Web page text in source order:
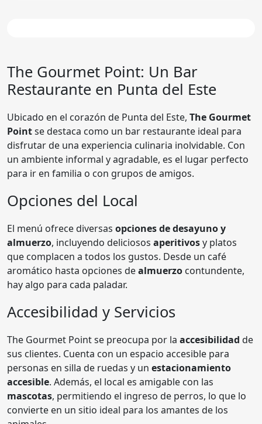
The Gourmet Point: Un Bar
Restaurante en Punta del Este
Ubicado en el corazón de Punta del Este, The Gourmet
Pointse destaca como un bar restaurante ideal para
disfrutar de una experiencia culinaria inolvidable. Con
un ambiente informal y agradable, es el lugar perfecto
para ir en familia o con grupos de amigos.
Opciones del Local
El menú ofrece diversas opciones de desayuno y
almuerzo, incluyendo deliciosos aperitivosy platos
que complacen a todos los gustos. Desde un café
aromático hasta opciones dealmuerzo contundente,
hay algo para cada paladar.
Accesibilidad y Servicios
The Gourmet Point se preocupa por la accesibilidad de
sus clientes. Cuenta con un espacio accesible para
personas en silla de ruedas y un estacionamiento
accesible. Además, el local es amigable con las
mascotas, permitiendo el ingreso de perros, lo que lo
convierte en un sitio ideal para los amantes de los